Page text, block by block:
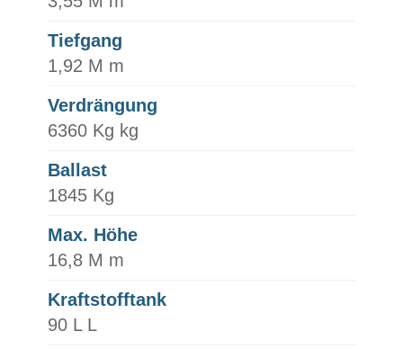
Tiefgang
1,92 M m
Verdrängung
6360 Kg kg
Ballast
1845 Kg
Max. Höhe
16,8 M m
Kraftstofftank
90 L L